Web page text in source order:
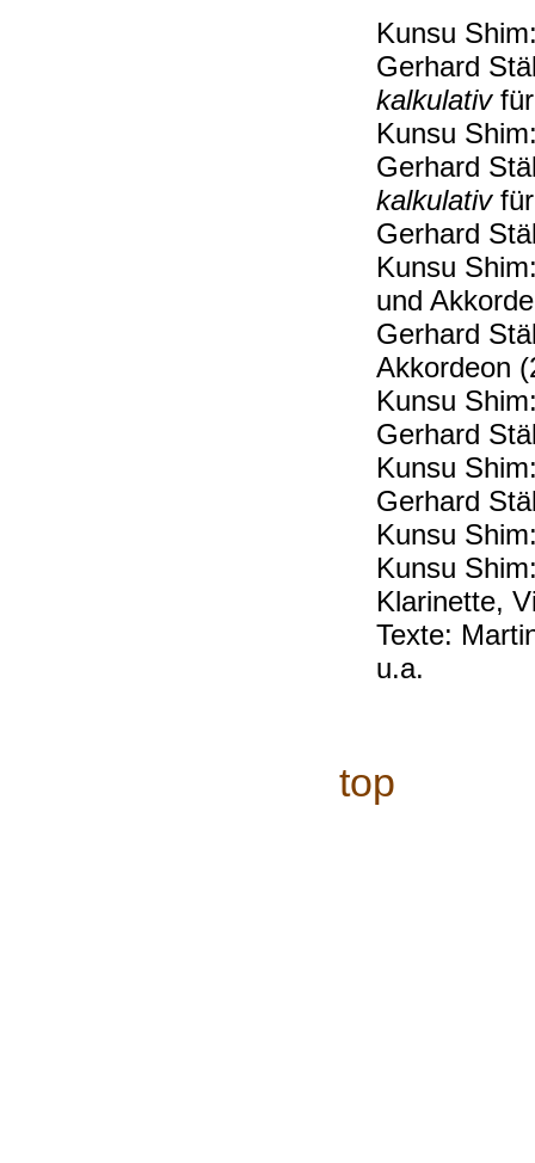
Kunsu
Gerhard
kalkulativ
Kunsu
Gerhard
kalkulativ
​Gerhard
Kunsu
und
Gerhard
Akkordeon
Kunsu
Gerhard
Kunsu
Gerhard
Kunsu
Kunsu
Klarinette,
Texte:
u.a.
top